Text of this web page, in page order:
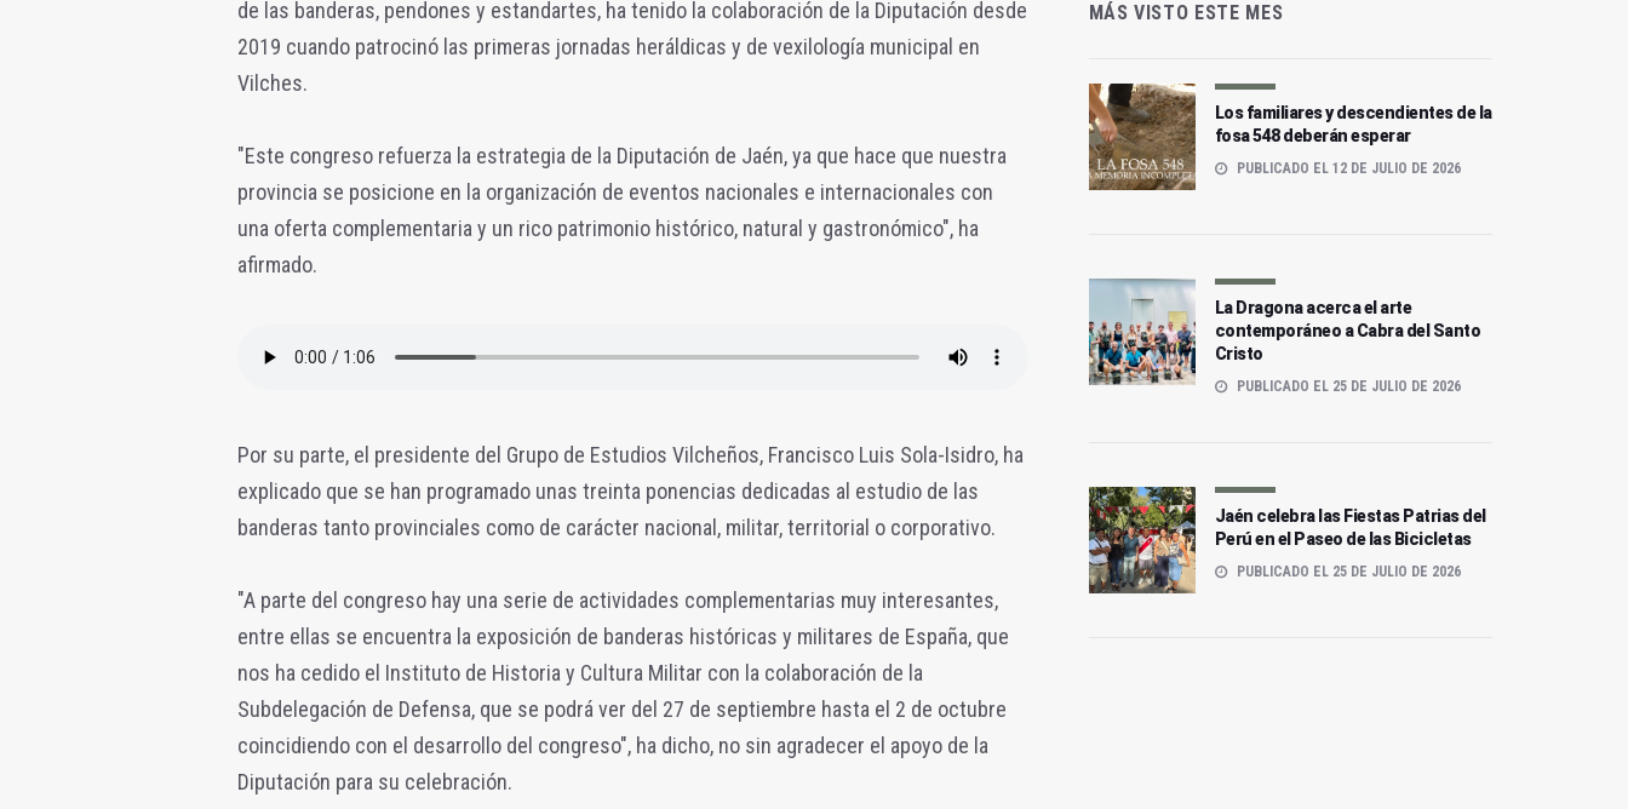
de las banderas, pendones y estandartes, ha tenido la colaboración de la Diputación desde
2019 cuando patrocinó las primeras jornadas heráldicas y de vexilología municipal en
Vilches.
"Este congreso refuerza la estrategia de la Diputación de Jaén, ya que hace que nuestra
provincia se posicione en la organización de eventos nacionales e internacionales con
una oferta complementaria y un rico patrimonio histórico, natural y gastronómico", ha
afirmado.
Por su parte, el presidente del Grupo de Estudios Vilcheños, Francisco Luis Sola-Isidro, ha
explicado que se han programado unas treinta ponencias dedicadas al estudio de las
banderas tanto provinciales como de carácter nacional, militar, territorial o corporativo.
"A parte del congreso hay una serie de actividades complementarias muy interesantes,
entre ellas se encuentra la exposición de banderas históricas y militares de España, que
nos ha cedido el Instituto de Historia y Cultura Militar con la colaboración de la
Subdelegación de Defensa, que se podrá ver del 27 de septiembre hasta el 2 de octubre
coincidiendo con el desarrollo del congreso", ha dicho, no sin agradecer el apoyo de la
Diputación para su celebración.
MÁS VISTO ESTE MES
Los familiares y descendientes de la
fosa 548 deberán esperar
PUBLICADO EL 12 DE JULIO DE 2026
La Dragona acerca el arte
contemporáneo a Cabra del Santo
Cristo
PUBLICADO EL 25 DE JULIO DE 2026
Jaén celebra las Fiestas Patrias del
Perú en el Paseo de las Bicicletas
PUBLICADO EL 25 DE JULIO DE 2026